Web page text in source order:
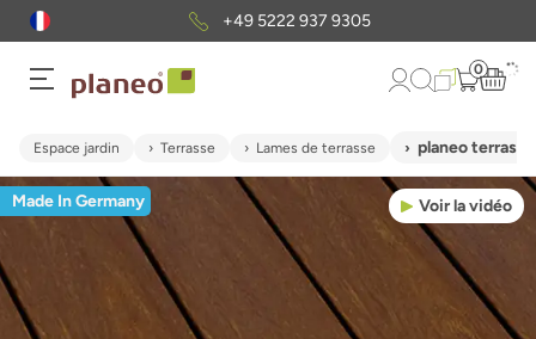
+49 5222 937 9305
0
Espace jardin Terrasse Lames de terrasse planeo
Voir la vidéo
Made In Germany